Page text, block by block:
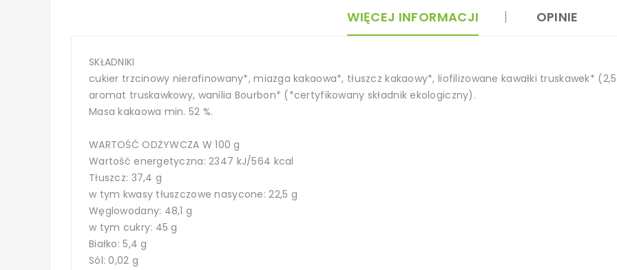
WIĘCEJ INFORMACJI OPINIE
SKŁADNIKI
cukier trzcinowy nierafinowany*, miazga kakaowa*, tłuszcz kakaowy*, liofilizowane kawałki truskawek*
aromat truskawkowy, wanilia Bourbon* (*certyfikowany składnik ekologiczny).
Masa kakaowa min. 52 %.
WARTOŚĆ ODŻYWCZA W 100 g
Wartość energetyczna: 2347 kJ/564 kcal
Tłuszcz: 37,4 g
w tym kwasy tłuszczowe nasycone: 22,5 g
Węglowodany: 48,1 g
w tym cukry: 45 g
Białko: 5,4 g
Sól: 0,02 g